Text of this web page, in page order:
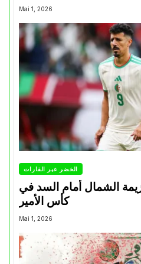
Mai 1, 2026
الخضر عبر القارات
الشمال أمام السد في
كأس الأمير
Mai 1, 2026